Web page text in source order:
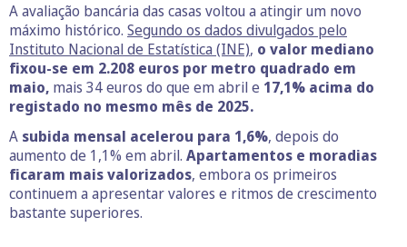
A avaliação bancária das casas voltou a atingir um novo
máximo histórico. Segundo os dados divulgados pelo
Instituto Nacional de Estatística (INE), o valor mediano
fixou-se em 2.208 euros por metro quadrado em
maio, mais 34 euros do que em abril e 17,1% acima do
registado no mesmo mês de 2025.
A subida mensal acelerou para 1,6%, depois do
aumento de 1,1% em abril. Apartamentos e moradias
ficaram mais valorizados, embora os primeiros
continuem a apresentar valores e ritmos de crescimento
bastante superiores.